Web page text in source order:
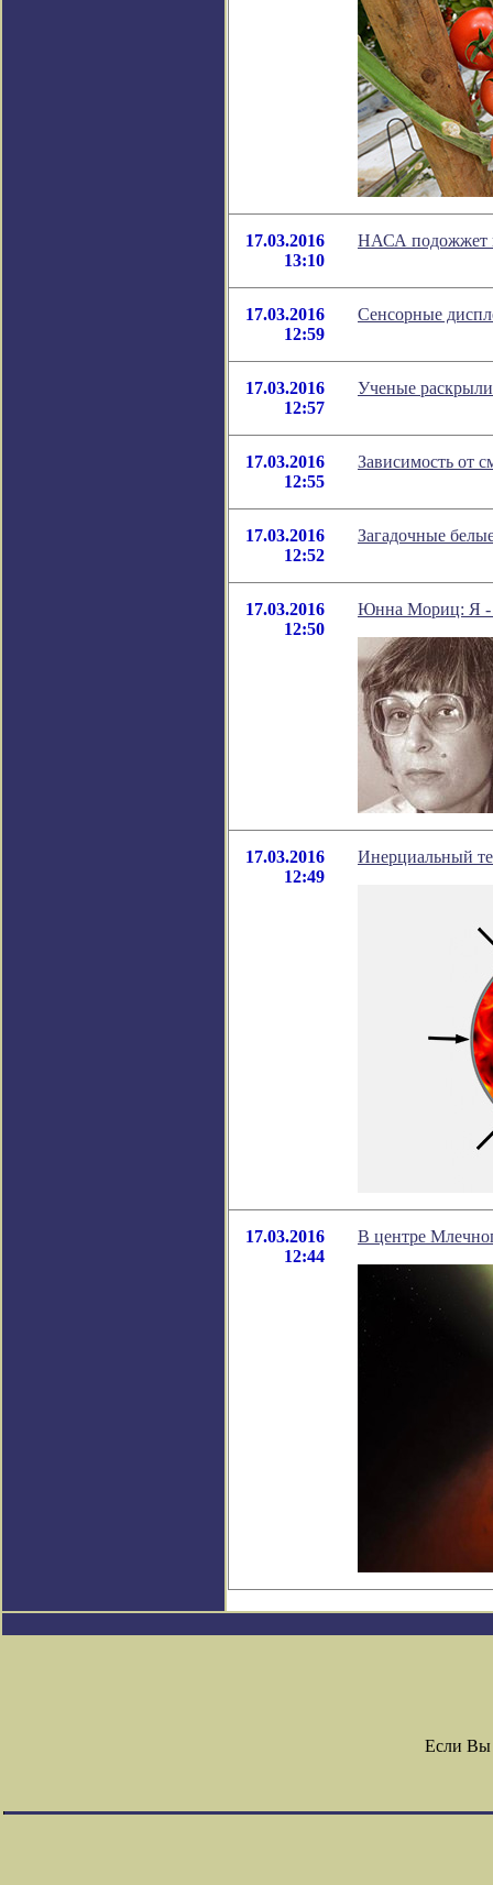
17.03.2016
13:10
НАСА подожжет
17.03.2016
12:59
Сенсорные
17.03.2016
12:57
Ученые
17.03.2016
12:55
Зависимость от
17.03.2016
12:52
Загадочные
17.03.2016
12:50
Юнна Мориц: Я -
17.03.2016
12:49
Инерциальный
17.03.2016
12:44
В центре
Если Вы